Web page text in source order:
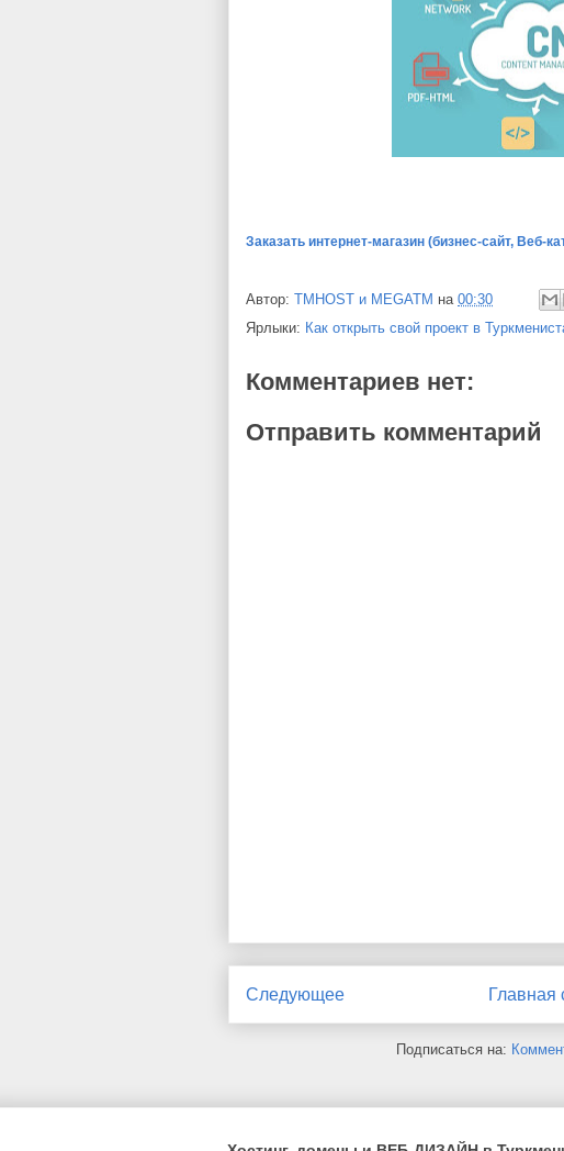
Заказать интернет-магазин (бизнес-сайт, Веб-
Автор: TMHOST и MEGATM на 00:30
Ярлыки: Как открыть свой проект в
Комментариев нет:
Отправить комментарий
Следующее Главная
Подписаться на: